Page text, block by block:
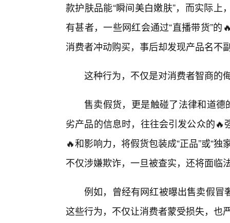
款护肤品能“瞬间美白嫩肤”，而实际
有甚者，一些网红会通过“直播带货”
消费者冲动购买，事后却发现产品名不
这种行为，不仅是对消费者智商的
售卖假货，更是触碰了法律和道德
劣产品的信息时，往往会引发公众的
🔥和影响力，将假货包装成“正品”或“
不仅涉嫌欺诈，一旦被查实，还将面临
例如，曾经有网红被曝出售卖假冒
这些行为，不仅让消费者蒙受损失，也